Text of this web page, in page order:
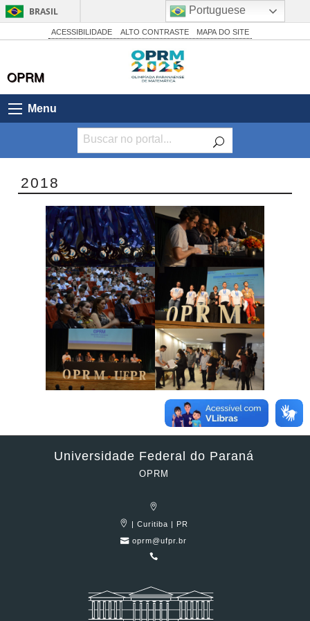
BRASIL
Simplifique!
Legislação
Canais
ACESSIBILIDADE ALTO CONTRASTE MAPA DO SITE
OPRM
Menu
2018
Universidade Federal do Paraná
OPRM
| Curitiba | PR
oprm@ufpr.br
Portuguese